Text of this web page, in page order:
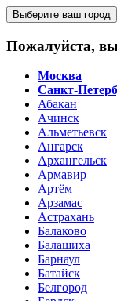
Выберите ваш город
Пожалуйста,
Москва
Санкт-
Абакан
Ачинск
Альметьевск
Ангарск
Архангельск
Армавир
Артём
Арзамас
Астрахань
Балаково
Балашиха
Барнаул
Батайск
Белгород